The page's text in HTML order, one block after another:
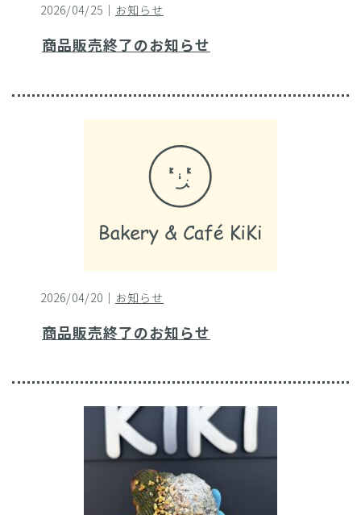
2026/04/25｜ お知らせ
商品販売終了のお知らせ
2026/04/20｜ お知らせ
商品販売終了のお知らせ